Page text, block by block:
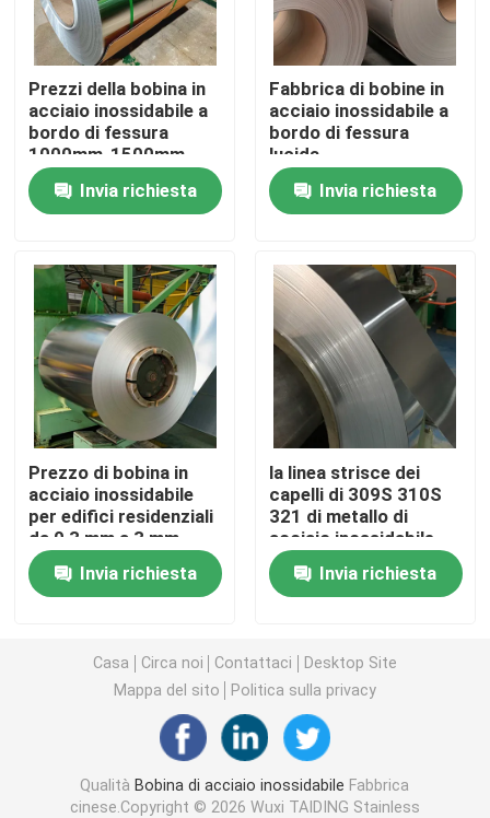
Controllo della qualità
Contattaci
Chiedi un preventivo
striscia di acciaio inossidabile
Piatto dello strato di acciaio inossidabile
strato decorativo di acciaio inossidabile
Acciaio inossidabile resistente all' ingiallimento
Acciaio inossidabile antibatterico
Auto-pulizia in acciaio inossidabile
Tubo saldato di acciaio inossidabile
Tondino di acciaio inossidabile
Prezzi della bobina in
acciaio inossidabile a
bordo di fessura
1000mm-1500mm
Standard ASTM / EN
Invia richiesta
Fabbrica di bobine in
acciaio inossidabile a
bordo di fessura
lucida
Invia richiesta
Prezzo di bobina in
acciaio inossidabile
per edifici residenziali
da 0,3 mm a 3 mm
Certificato SGS
Invia richiesta
la linea strisce dei
capelli di 309S 310S
321 di metallo di
acciaio inossidabile
arrotola 416 420 430
laminate a freddo
Invia richiesta
Casa Circa noi Contattaci
Desktop Site
Mappa del sito
Politica sulla privacy
Qualità Bobina di acciaio inossidabile Fabbrica
cinese.Copyright © 2026 Wuxi TAIDING Stainless